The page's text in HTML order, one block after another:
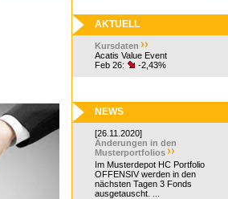
AKTUELL
Kursdaten
Acatis Value Event
Feb 26:
-2,43%
NEWS
[26.11.2020]
Änderungen in den
Musterportfolios
Im Musterdepot HC Portfolio
OFFENSIV werden in den
nächsten Tagen 3 Fonds
ausgetauscht. ...